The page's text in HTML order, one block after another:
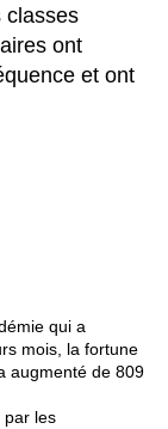
classes
ont
et ont
qui a
mois, la fortune
augmenté de 809
par les